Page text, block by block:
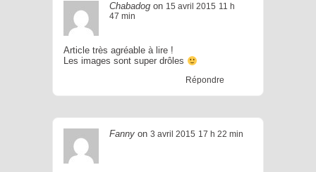
Chabadog on 15 avril 2015 11 h
47 min
Article très agréable à lire !
Les images sont super drôles
Répondre
Fanny on 3 avril 2015 17 h 22 min